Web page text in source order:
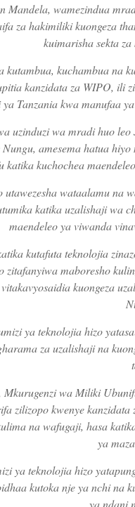
Mandela, wamezindua
za hakimiliki kuongeza
kuimarisha sekta
kutambua, kuchambua na
kanzidata za WIPO, ili
Tanzania kwa manufaa
uzinduzi wa mradi huo
amesema hatua
katika kuchochea
utawezesha wataalamu na
katika uzalishaji wa
maendeleo ya viwanda
kutafuta teknolojia
zitafanyiwa maboresho
kuongeza
ya teknolojia hizo
za uzalishaji na
Mkurugenzi wa Miliki
zilizopo kwenye
na wafugaji, hasa
ya
ya teknolojia hizo
kutoka nje ya nchi na
ya ndani